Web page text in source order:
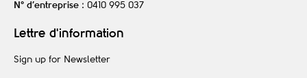
N° d’entreprise : 0410 995 037
Lettre d'information
Sign up for Newsletter